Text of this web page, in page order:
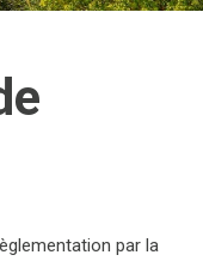
par la